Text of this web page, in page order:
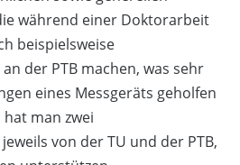
während einer Doktorarbeit
beispielsweise
der PTB machen, was sehr
eines Messgeräts geholfen
man zwei
von der TU und der PTB,